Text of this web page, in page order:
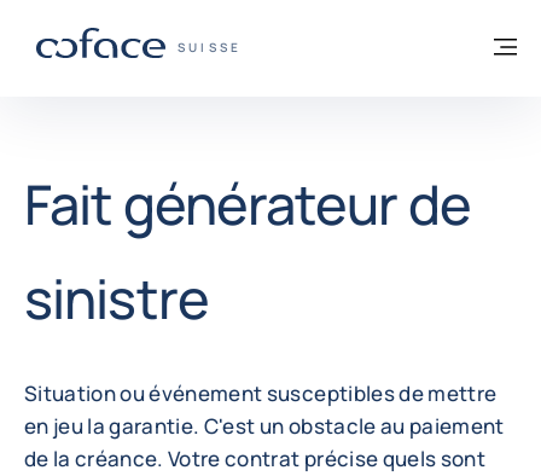
COFACE, FOR TRADE - PAGE D'ACCUEIL
SUISSE
Retour à la page d'accueil
Fait générateur de
sinistre
Situation ou événement susceptibles de mettre
en jeu la garantie. C'est un obstacle au paiement
de la créance. Votre contrat précise quels sont